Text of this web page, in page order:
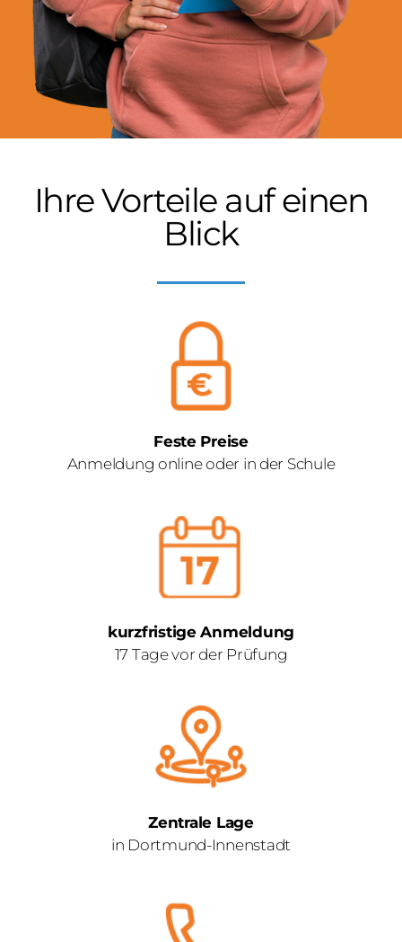
Ihre Vorteile auf einen
Blick
Feste Preise
Anmeldung online oder in der Schule
kurzfristige Anmeldung
17 Tage vor der Prüfung
Zentrale Lage
in Dortmund-Innenstadt